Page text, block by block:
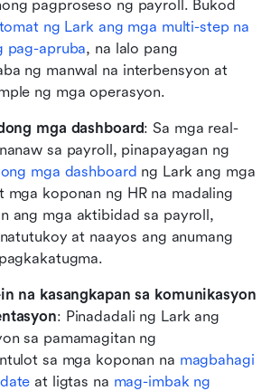
pagproseso ng payroll. Bukod
ng Lark ang mga multi-step na
pag-apruba, na lalo pang
ng manwal na interbensyon at
ng mga operasyon.
mga dashboard: Sa mga real-
mga dashboard ng Lark ang mga
mga koponan ng HR na madaling
ang mga aktibidad sa payroll,
at naayos ang anumang
na kasangkapan sa komunikasyon
: Pinadadali ng Lark ang
sa pamamagitan ng
sa mga koponan na magbahagi
at ligtas na mag-imbak ng